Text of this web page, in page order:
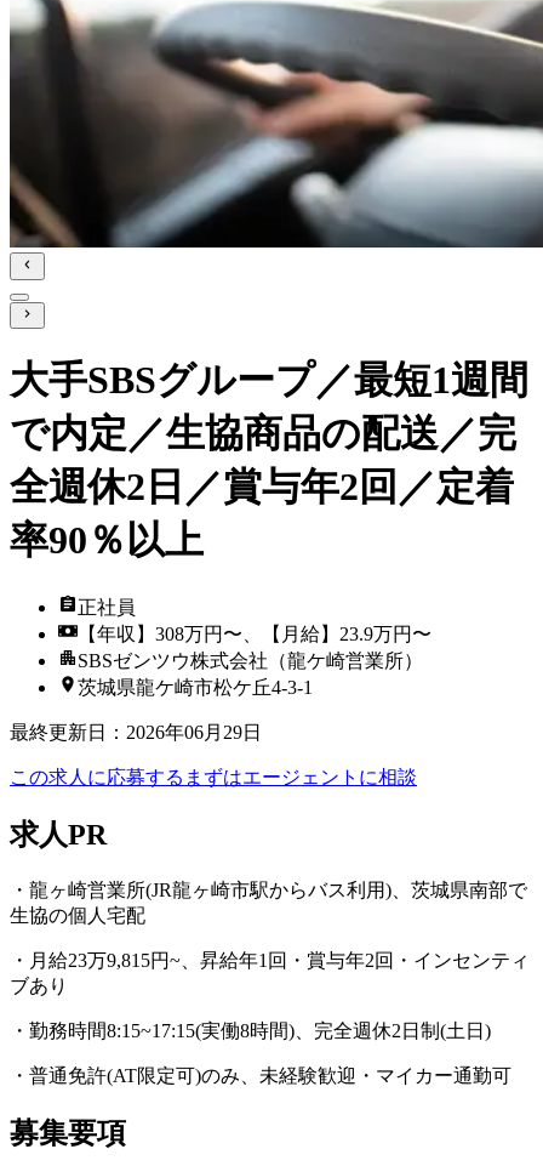
大手SBSグループ／最短1週間
で内定／生協商品の配送／完
全週休2日／賞与年2回／定着
率90％以上
正社員
【年収】308万円〜、【月給】23.9万円〜
SBSゼンツウ株式会社（龍ケ崎営業所）
茨城県龍ケ崎市松ケ丘4‐3‐1
最終更新日 ： 2026年06月29日
この求人に応募する まずはエージェントに相談
求人PR
・龍ヶ崎営業所(JR龍ヶ崎市駅からバス利用)、茨城県南部で
生協の個人宅配
・月給23万9,815円~、昇給年1回・賞与年2回・インセンティ
ブあり
・勤務時間8:15~17:15(実働8時間)、完全週休2日制(土日)
・普通免許(AT限定可)のみ、未経験歓迎・マイカー通勤可
募集要項